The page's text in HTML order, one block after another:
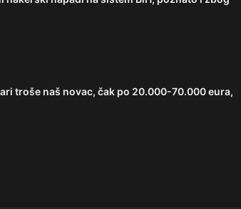
troše naš novac, čak po 20.000-70.000 eura,